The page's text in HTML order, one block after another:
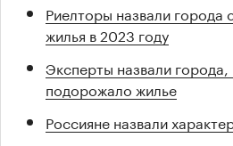
Риелторы назвали
жилья в 2023 году
Эксперты назвали города,
подорожало жилье
Россияне назвали